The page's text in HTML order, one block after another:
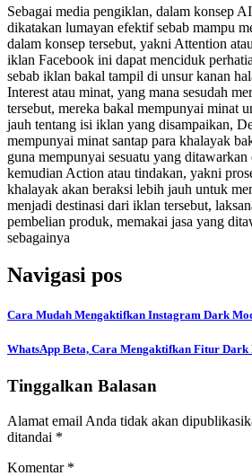
Sebagai media pengiklan, dalam konsep
dikatakan lumayan efektif sebab mampu
dalam konsep tersebut, yakni Attention
iklan Facebook ini dapat menciduk
sebab iklan bakal tampil di unsur kanan
Interest atau minat, yang mana sesudah
tersebut, mereka bakal mempunyai minat
jauh tentang isi iklan yang disampaikan,
mempunyai minat santap para khalayak
guna mempunyai sesuatu yang
kemudian Action atau tindakan, yakni
khalayak akan beraksi lebih jauh untuk
menjadi destinasi dari iklan tersebut,
pembelian produk, memakai jasa yang
sebagainya
Navigasi pos
Cara Mudah Mengaktifkan Instagram Dark
WhatsApp Beta, Cara Mengaktifkan Fitur Dark
Tinggalkan Balasan
Alamat email Anda tidak akan
ditandai *
Komentar *